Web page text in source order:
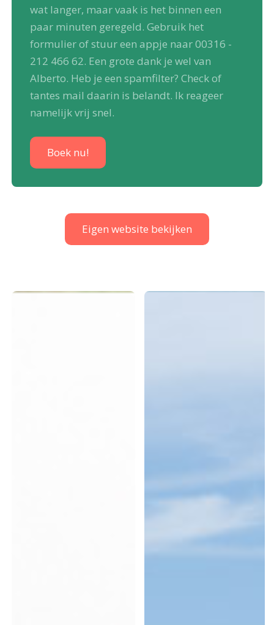
wat langer, maar vaak is het binnen een
paar minuten geregeld. Gebruik het
formulier of stuur een appje naar 00316 -
212 466 62. Een grote dank je wel van
Alberto. Heb je een spamfilter? Check of
tantes mail daarin is belandt. Ik reageer
namelijk vrij snel.
Boek nu!
Eigen website bekijken